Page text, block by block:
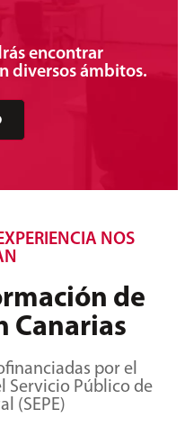
encontrar
diversos ámbitos.
NOS
de
Canarias
por el
Servicio Público de
(SEPE)